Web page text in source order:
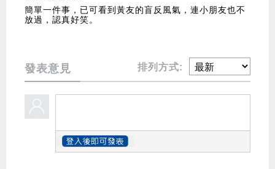
簡單一件事，已可看到黃友的盲反風氣，連小朋友也不
放過，認真好笑。
發表意見 排列方式: